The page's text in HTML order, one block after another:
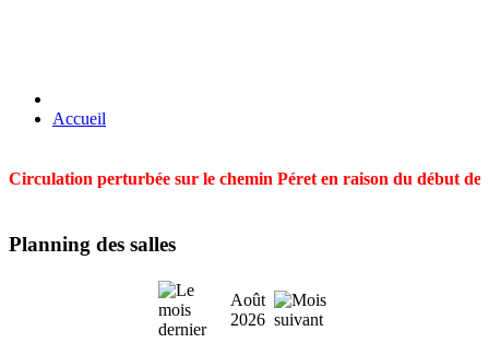
Accueil
Circulation perturbée sur le chemin Péret en raison du début
Planning des salles
Août
2026